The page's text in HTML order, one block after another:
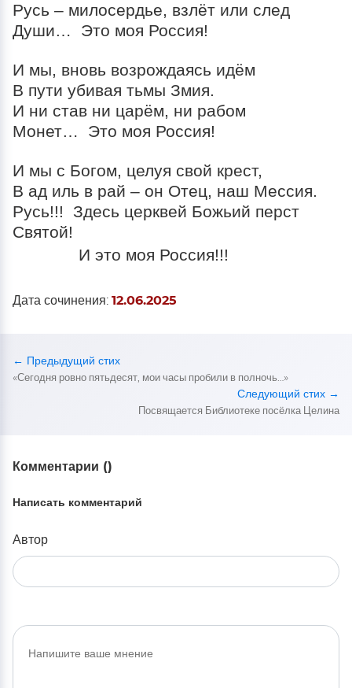
Русь – милосердье, взлёт или след
Души… Это моя Россия!
И мы, вновь возрождаясь идём
В пути убивая тьмы Змия.
И ни став ни царём, ни рабом
Монет… Это моя Россия!
И мы с Богом, целуя свой крест,
В ад иль в рай – он Отец, наш Мессия.
Русь!!! Здесь церквей Божьий перст
Святой!
И это моя Россия!!!
Дата сочинения: 12.06.2025
← Предыдущий стих
«Сегодня ровно пятьдесят, мои часы пробили в полночь…»
Следующий стих →
Посвящается Библиотеке посёлка Целина
Комментарии ()
Написать комментарий
Автор